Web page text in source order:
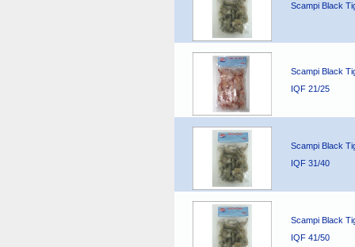
Scampi Black
Scampi Black
IQF 21/25
Scampi Black
IQF 31/40
Scampi Black
IQF 41/50